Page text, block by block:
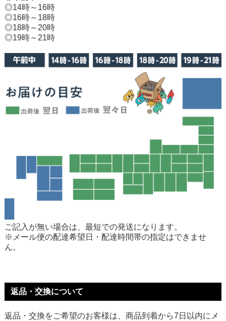
◎14時～16時
◎16時～18時
◎18時～20時
◎19時～21時
ご記入が無い場合は、最短での発送になります。
※メール便の配達希望日・配達時間帯の指定はできませ
ん。
返品・交換について
返品・交換をご希望のお客様は、商品到着から7日以内にメ